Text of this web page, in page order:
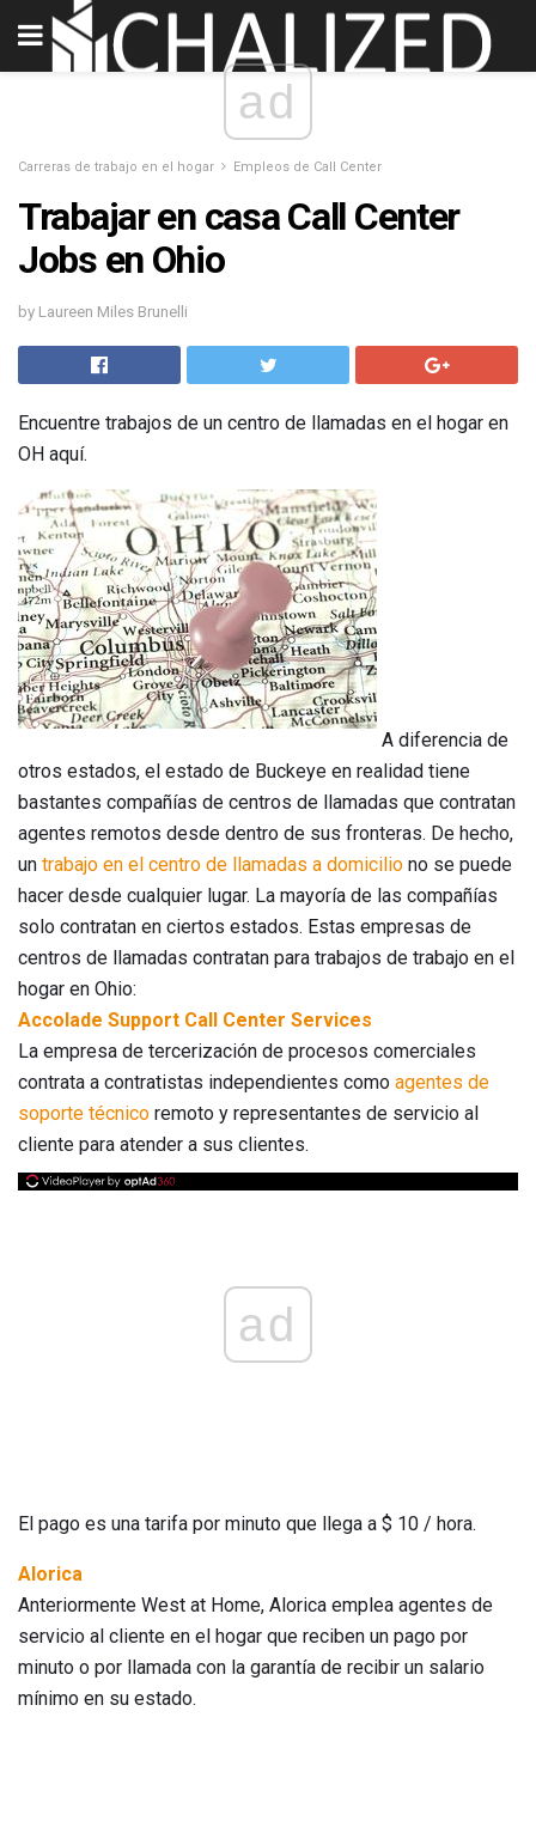
ad
Carreras de trabajo en el hogar Empleos de Call Center
Trabajar en casa Call Center
Jobs en Ohio
by Laureen Miles Brunelli
Encuentre trabajos de un centro de llamadas en el hogar en
OH aquí.
A diferencia de
otros estados, el estado de Buckeye en realidad tiene
bastantes compañías de centros de llamadas que contratan
agentes remotos desde dentro de sus fronteras. De hecho,
un trabajo en el centro de llamadas a domicilio no se puede
hacer desde cualquier lugar. La mayoría de las compañías
solo contratan en ciertos estados. Estas empresas de
centros de llamadas contratan para trabajos de trabajo en el
hogar en Ohio:
Accolade Support Call Center Services
La empresa de tercerización de procesos comerciales
contrata a contratistas independientes como agentes de
soporte técnico remoto y representantes de servicio al
cliente para atender a sus clientes.
ad
El pago es una tarifa por minuto que llega a $ 10 / hora.
Alorica
Anteriormente West at Home, Alorica emplea agentes de
servicio al cliente en el hogar que reciben un pago por
minuto o por llamada con la garantía de recibir un salario
mínimo en su estado.